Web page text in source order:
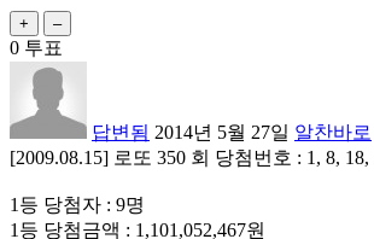
0 투표
답변됨 2014년 5월 27일 알찬바로
[2009.08.15] 로또 350 회 당첨번호 : 1, 8,
1등 당첨자 : 9명
1등 당첨금액 : 1,101,052,467원